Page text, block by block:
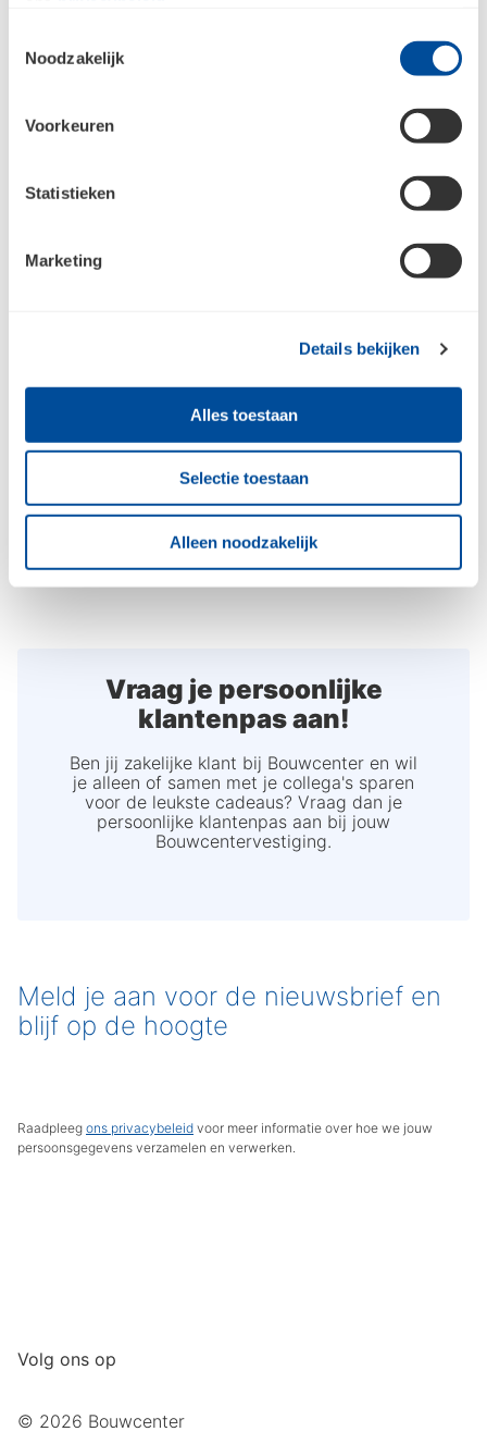
Noodzakelijk
Voorkeuren
Statistieken
Marketing
Details bekijken
Alles toestaan
Selectie toestaan
Alleen noodzakelijk
De meest gestelde vragen over de Bouwcenter
Hoe vraag ik een Bouwcenter Klantenpas aan?
Moet ik een zakelijke klant zijn voor een
klantenpas bij Bouwcenter?
Kan ik meerdere klantenpassen, voor mij en mijn
Vraag je persoonlijke
klantenpas aan!
Ben jij zakelijke klant bij Bouwcenter en wil
je alleen of samen met je collega's sparen
voor de leukste cadeaus? Vraag dan je
persoonlijke klantenpas aan bij jouw
Bouwcentervestiging.
Meld je aan voor de nieuwsbrief en
blijf op de hoogte
Raadpleeg ons privacybeleid voor meer informatie over hoe we jouw
persoonsgegevens verzamelen en verwerken.
© 2026 Bouwcenter
Volg ons op